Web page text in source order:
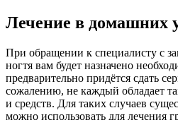
Лечение в домашних
При обращении к специалисту с
ногтя вам будет назначено
предварительно придётся сдать
сожалению, не каждый обладает
и средств. Для таких случаев
можно использовать для лечения